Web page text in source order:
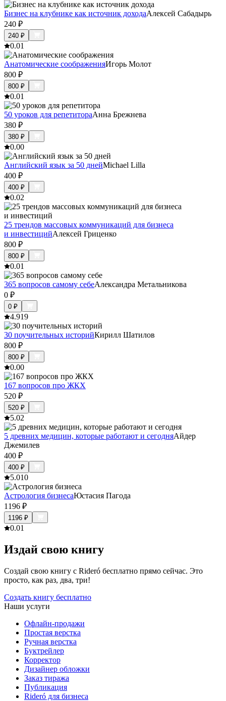
Бизнес на клубнике как источник доходаАлексей Сабадырь
240 ₽
240 ₽
0.01
Анатомические соображенияИгорь Молот
800 ₽
800 ₽
0.01
50 уроков для репетитораАнна Брежнева
380 ₽
380 ₽
0.00
Английский язык за 50 днейMichael Lilla
400 ₽
400 ₽
0.02
25 трендов массовых коммуникаций для бизнеса
и инвестицийАлексей Гриценко
800 ₽
800 ₽
0.01
365 вопросов самому себеАлександра Метальникова
0 ₽
0 ₽
4.919
30 поучительных историйКирилл Шатилов
800 ₽
800 ₽
0.00
167 вопросов про ЖКХ
520 ₽
520 ₽
5.02
5 древних медицин, которые работают и сегодняАйдер
Джемилев
400 ₽
400 ₽
5.010
Астрология бизнесаЮстасия Пагода
1196 ₽
1196 ₽
0.01
Издай свою книгу
Создай свою книгу с Rideró бесплатно прямо сейчас. Это
просто, как раз, два, три!
Создать книгу бесплатно
Наши услуги
Офлайн-продажи
Простая верстка
Ручная верстка
Буктрейлер
Корректор
Дизайнер обложки
Заказ тиража
Публикация
Rideró для бизнеса